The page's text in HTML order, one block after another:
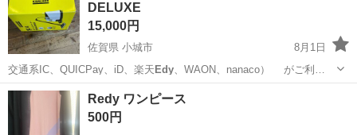
DELUXE
15,000円
佐賀県 小城市
8月1日
交通系IC、QUICPay、iD、楽天 Edy、WAON、nanaco） がご利…
佐賀 小城市
Redy ワンピース
500円